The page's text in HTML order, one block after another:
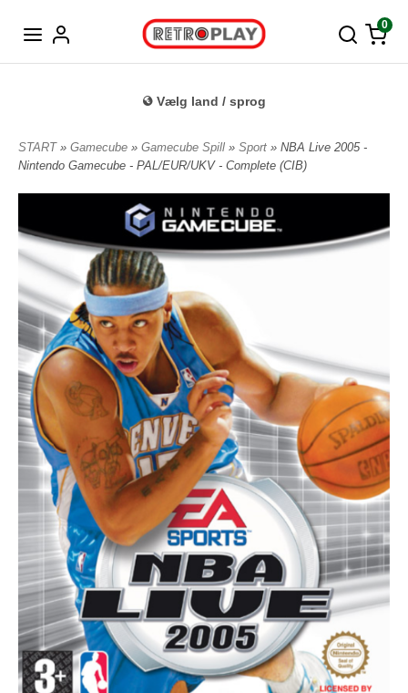
0
Vælg land / sprog
START» Gamecube » Gamecube Spill » Sport » NBA Live 2005 -
Nintendo Gamecube - PAL/EUR/UKV - Complete (CIB)